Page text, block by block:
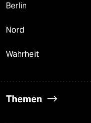
Berlin
Nord
Wahrheit
Themen